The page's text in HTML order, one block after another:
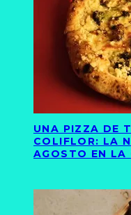
UNA PIZZA DE
COLIFLOR: LA
AGOSTO EN LA